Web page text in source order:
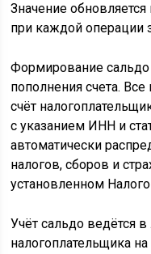
Значение
при каждой операции
Формирование сальдо
пополнения счета.
счёт
с указанием ИНН и
автоматически
налогов, сборов и
установленном
Учёт сальдо ведётся
налогоплательщика